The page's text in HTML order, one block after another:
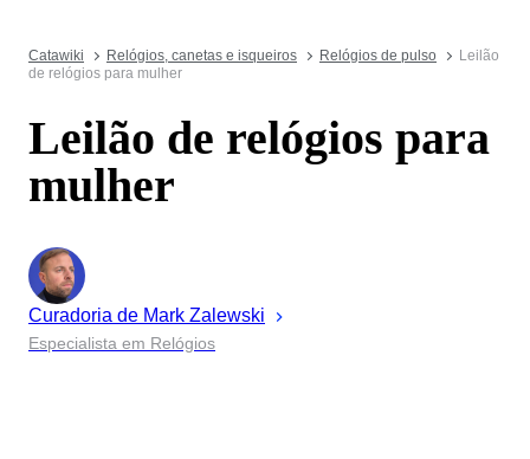
Catawiki Relógios, canetas e isqueiros Relógios de pulso
Leilão
de relógios para mulher
Leilão de relógios para
mulher
Curadoria de Mark Zalewski
Especialista em Relógios